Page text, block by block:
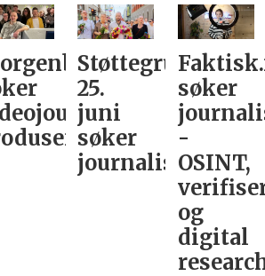
podkast-
Støttegruppa
25.
juni
søker
journalist
søker
-
OSINT,
og
digital